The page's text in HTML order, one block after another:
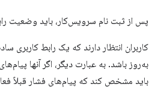
پس از ثبت نام سرویس‌کار، باید وضعیت
کاربران انتظار دارند که یک رابط کاربری
به‌روز باشد. به عبارت دیگر، اگر آنها
باید مشخص کند که پیام‌های فشار قبلاً